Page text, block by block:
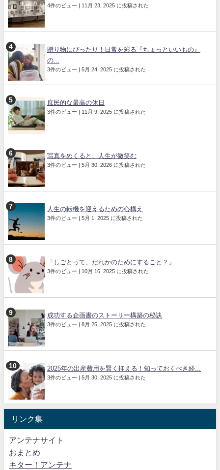
4件のビュー | 11月 23, 2025 に投稿された
贈り物にぴったり！日常を彩る『ちょっといいもの』
の...
3件のビュー | 5月 24, 2025 に投稿された
庶民的な最高の休日
3件のビュー | 11月 9, 2025 に投稿された
写真をめくると、人生が微笑む
3件のビュー | 5月 30, 2026 に投稿された
人生の転機を迎えるための心構え
3件のビュー | 5月 1, 2025 に投稿された
「しごとって、だれかのためにすること？」
3件のビュー | 10月 16, 2025 に投稿された
成功する企画書のストーリー構築の秘訣
3件のビュー | 8月 25, 2025 に投稿された
2025年の出産費用を賢く抑える！知っておくべき経...
3件のビュー | 5月 30, 2025 に投稿された
リンク集
アンテナサイト
おまとめ
キター！アンテナ